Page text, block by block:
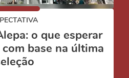
o que esperar
base na última